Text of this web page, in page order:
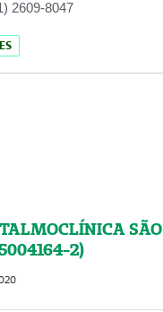
2609-8047
SÃO
2)